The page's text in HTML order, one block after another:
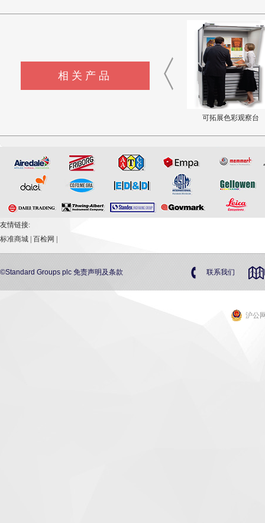
相关产品
可拓展色彩观察台
友情链接:
标准商城 百检网
©Standard Groups plc 免责声明及条款 联系我们
沪公